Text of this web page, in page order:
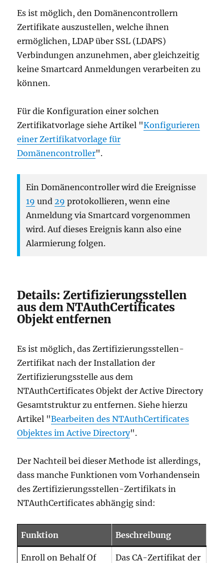
Es ist möglich, den Domänencontrollern
Zertifikate auszustellen, welche ihnen
ermöglichen, LDAP über SSL (LDAPS)
Verbindungen anzunehmen, aber gleichzeitig
keine Smartcard Anmeldungen verarbeiten zu
können.
Für die Konfiguration einer solchen
Zertifikatvorlage siehe Artikel "Konfigurieren
einer Zertifikatvorlage für
Domänencontroller".
Ein Domänencontroller wird die Ereignisse
19 und 29 protokollieren, wenn eine
Anmeldung via Smartcard vorgenommen
wird. Auf dieses Ereignis kann also eine
Alarmierung folgen.
Details: Zertifizierungsstellen
aus dem NTAuthCertificates
Objekt entfernen
Es ist möglich, das Zertifizierungsstellen-
Zertifikat nach der Installation der
Zertifizierungsstelle aus dem
NTAuthCertificates Objekt der Active Directory
Gesamtstruktur zu entfernen. Siehe hierzu
Artikel "Bearbeiten des NTAuthCertificates
Objektes im Active Directory".
Der Nachteil bei dieser Methode ist allerdings,
dass manche Funktionen vom Vorhandensein
des Zertifizierungsstellen-Zertifikats in
NTAuthCertificates abhängig sind:
Funktion Beschreibung
Enroll on Behalf Of
Das CA-Zertifikat der